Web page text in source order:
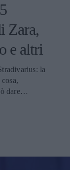
Zara,
e altri
la
dare